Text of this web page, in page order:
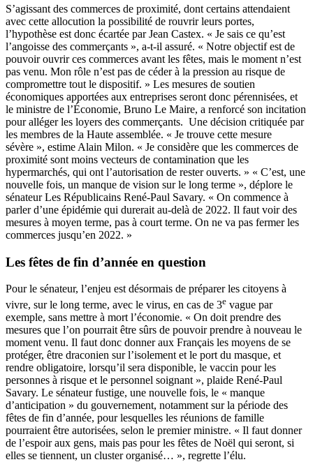
S’agissant des commerces de proximité, dont certains attendaient
avec cette allocution la possibilité de rouvrir leurs portes,
l’hypothèse est donc écartée par Jean Castex. « Je sais ce qu’est
l’angoisse des commerçants », a-t-il assuré. « Notre objectif est de
pouvoir ouvrir ces commerces avant les fêtes, mais le moment n’est
pas venu. Mon rôle n’est pas de céder à la pression au risque de
compromettre tout le dispositif. » Les mesures de soutien
économiques apportées aux entreprises seront donc pérennisées, et
le ministre de l’Économie, Bruno Le Maire, a renforcé son incitation
pour alléger les loyers des commerçants. Une décision critiquée par
les membres de la Haute assemblée. « Je trouve cette mesure
sévère », estime Alain Milon. « Je considère que les commerces de
proximité sont moins vecteurs de contamination que les
hypermarchés, qui ont l’autorisation de rester ouverts. » « C’est, une
nouvelle fois, un manque de vision sur le long terme », déplore le
sénateur Les Républicains René-Paul Savary. « On commence à
parler d’une épidémie qui durerait au-delà de 2022. Il faut voir des
mesures à moyen terme, pas à court terme. On ne va pas fermer les
commerces jusqu’en 2022. »
Les fêtes de fin d’année en question
Pour le sénateur, l’enjeu est désormais de préparer les citoyens à
vivre, sur le long terme, avec le virus, en cas de 3e vague par
exemple, sans mettre à mort l’économie. « On doit prendre des
mesures que l’on pourrait être sûrs de pouvoir prendre à nouveau le
moment venu. Il faut donc donner aux Français les moyens de se
protéger, être draconien sur l’isolement et le port du masque, et
rendre obligatoire, lorsqu’il sera disponible, le vaccin pour les
personnes à risque et le personnel soignant », plaide René-Paul
Savary. Le sénateur fustige, une nouvelle fois, le « manque
d’anticipation » du gouvernement, notamment sur la période des
fêtes de fin d’année, pour lesquelles les réunions de famille
pourraient être autorisées, selon le premier ministre. « Il faut donner
de l’espoir aux gens, mais pas pour les fêtes de Noël qui seront, si
elles se tiennent, un cluster organisé… », regrette l’élu.